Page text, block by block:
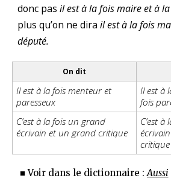
donc pasil est à la fois maire et à
plus qu’on ne dirail est à la fois
député.
On dit
Il est à la fois menteur et
paresseux
Il est à
fois
C’est à la fois un grand
écrivain et un grand critique
C’est
critique
■ Voir dans le dictionnaire :Aussi